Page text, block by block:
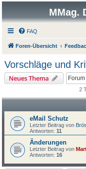
MMag.
FAQ
Foren-Übersicht
Vorschläge und
Neues Thema
2
eMail Schutz
Letzter Beitrag von
Antworten:11
Änderungen
Letzter Beitrag von
Antworten:16